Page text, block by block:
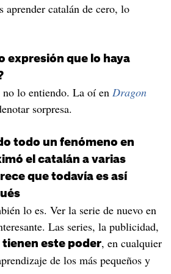
catalán de cero, lo
expresión que lo haya
no lo entiendo. La oí en Dragon
sorpresa.
todo un fenómeno en
el catalán a varias
que todavía es así
lo es. Ver la serie de nuevo en
Las series, la publicidad,
tienen este poder, en cualquier
de los más pequeños y